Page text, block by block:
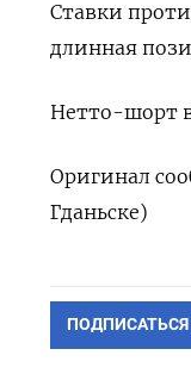
Ставки
длинная
Нетто-шорт в
Оригинал
Гданьске)